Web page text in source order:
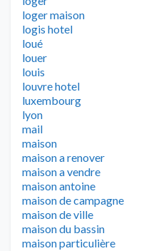
loger maison
logis hotel
loué
louer
louis
louvre hotel
luxembourg
lyon
mail
maison
maison a renover
maison a vendre
maison antoine
maison de campagne
maison de ville
maison du bassin
maison particulière